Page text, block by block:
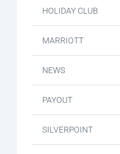
HOLIDAY CLUB
MARRIOTT
NEWS
PAYOUT
SILVERPOINT